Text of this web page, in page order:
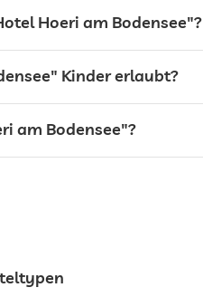
Hoeri am Bodensee"?
Kinder erlaubt?
am Bodensee"?